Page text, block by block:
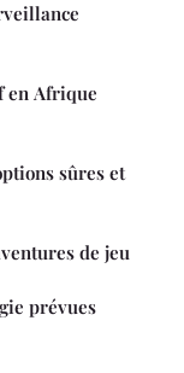
en Afrique
sûres et
de jeu
prévues